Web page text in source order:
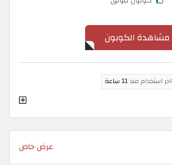
مشاهدة الكوبون
اخر استخدام منذ11 ساعة
عرض خاص